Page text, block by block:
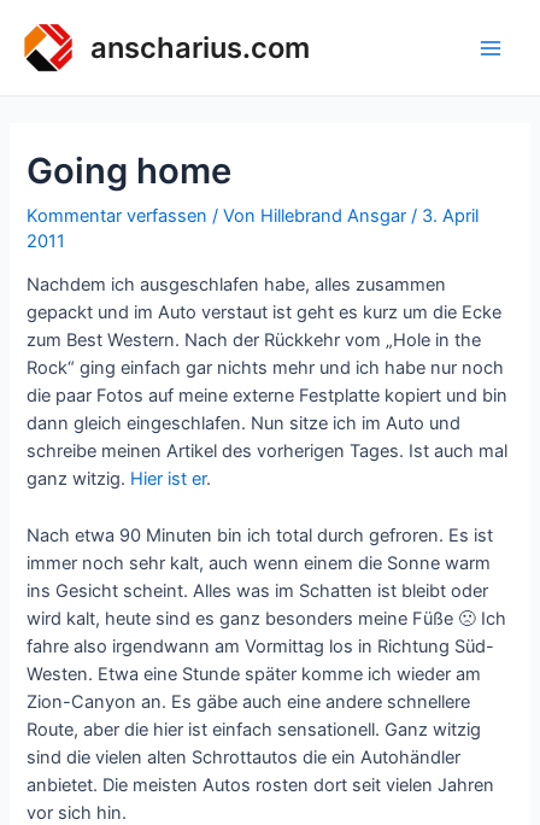
Inhalt
springen
anscharius.com
Going home
Kommentar verfassen / Von Hillebrand Ansgar / 3. April
2011
Nachdem ich ausgeschlafen habe, alles zusammen
gepackt und im Auto verstaut ist geht es kurz um die Ecke
zum Best Western. Nach der Rückkehr vom „Hole in the
Rock“ ging einfach gar nichts mehr und ich habe nur noch
die paar Fotos auf meine externe Festplatte kopiert und bin
dann gleich eingeschlafen. Nun sitze ich im Auto und
schreibe meinen Artikel des vorherigen Tages. Ist auch mal
ganz witzig. Hier ist er.
Nach etwa 90 Minuten bin ich total durch gefroren. Es ist
immer noch sehr kalt, auch wenn einem die Sonne warm
ins Gesicht scheint. Alles was im Schatten ist bleibt oder
wird kalt, heute sind es ganz besonders meine Füße 🙁 Ich
fahre also irgendwann am Vormittag los in Richtung Süd-
Westen. Etwa eine Stunde später komme ich wieder am
Zion-Canyon an. Es gäbe auch eine andere schnellere
Route, aber die hier ist einfach sensationell. Ganz witzig
sind die vielen alten Schrottautos die ein Autohändler
anbietet. Die meisten Autos rosten dort seit vielen Jahren
vor sich hin.